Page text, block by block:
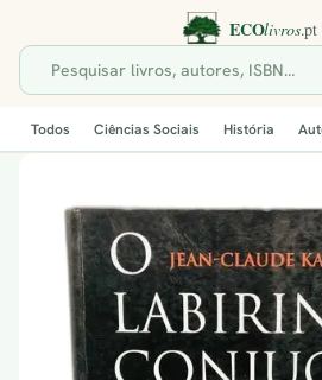
Todos Ciências Sociais História